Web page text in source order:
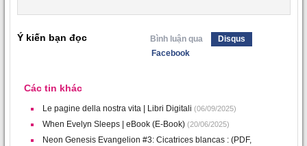
Ý kiến bạn đọc Bình luận qua
Disqus
Facebook
Các tin khác
Le pagine della nostra vita | Libri Digitali (06/09/2025)
When Evelyn Sleeps | eBook (E-Book) (20/06/2025)
Neon Genesis Evangelion #3: Cicatrices blancas : (PDF,